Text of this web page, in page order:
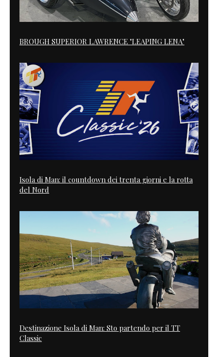
BROUGH SUPERIOR LAWRENCE "LEAPING LENA"
Isola di Man: il countdown dei trenta giorni e la rotta
del Nord
Destinazione Isola di Man: Sto partendo per il TT
Classic